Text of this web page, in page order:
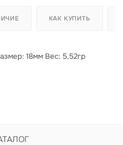
КАК КУПИТЬ
18мм Вес: 5,52гр